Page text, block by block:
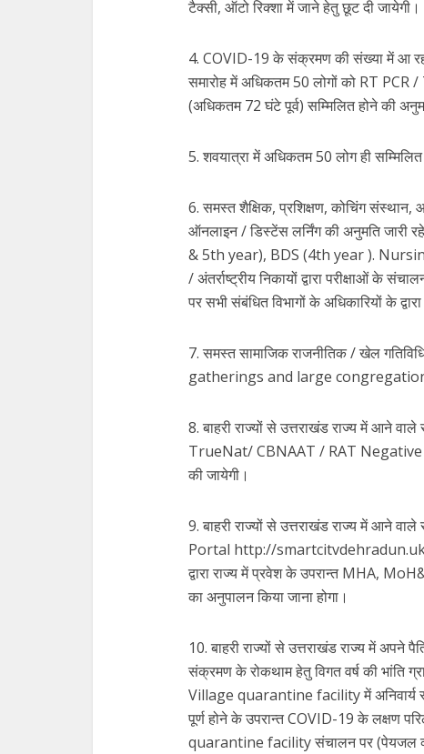
टैक्सी, ऑटो रिक्शा में जाने हेतु छूट दी जायेगी।
4. COVID-19 के संक्रमण की संख्या में आ
समारोह में अधिकतम 50 लोगों को RT
(अधिकतम 72 घंटे पूर्व) सम्मिलित होने की
5. शवयात्रा में अधिकतम 50 लोग ही
6. समस्त शैक्षिक, प्रशिक्षण, कोचिंग
ऑनलाइन / डिस्टेंस लर्निंग की अनुमति जारी
& 5th year), BDS (4th year ).
/ अंतर्राष्ट्रीय निकायों द्वारा परीक्षाओं के
पर सभी संबंधित विभागों के अधिकारियों के
7. समस्त सामाजिक राजनीतिक / खेल
gatherings and large congregation
8. बाहरी राज्यों से उत्तराखंड राज्य में आने
TrueNat/ CBNAAT / RAT Negative
की जायेगी।
9. बाहरी राज्यों से उत्तराखंड राज्य में आने
Portal http://
द्वारा राज्य में प्रवेश के उपरान्त MHA,
का अनुपालन किया जाना होगा।
10. बाहरी राज्यों से उत्तराखंड राज्य में अपने
संक्रमण के रोकथाम हेतु विगत वर्ष की भांति
Village quarantine facility में
पूर्ण होने के उपरान्त COVID-19 के लक्षण
quarantine facility संचालन पर (पेयजल